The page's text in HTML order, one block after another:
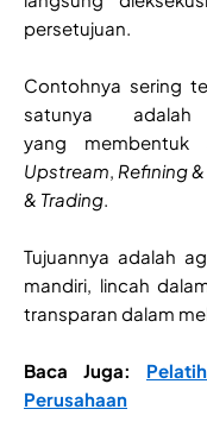
persetujuan.
Contohnya sering
satunya
yang
Upstream, Refining
& Trading.
Tujuannya adalah
mandiri, lincah
transparan dalam
Baca Juga:
Perusahaan